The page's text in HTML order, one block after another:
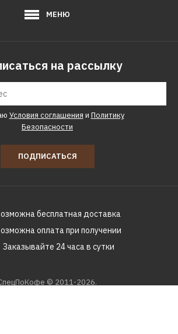
ДОБАВИТЬ В ПОЖЕЛАНИЯ
Набор ароматизаторов
для сушильных машин
Nature, Cocoon
6000р.
Набор для Teppan Yaki
МЕНЮ
на рассылку
Условия соглашения и Политику
Безопасности
ПОДПИСАТЬСЯ
бесплатная доставка
оплата при получении
Заказывайте 24 часа в сутки
© 2011-2026.